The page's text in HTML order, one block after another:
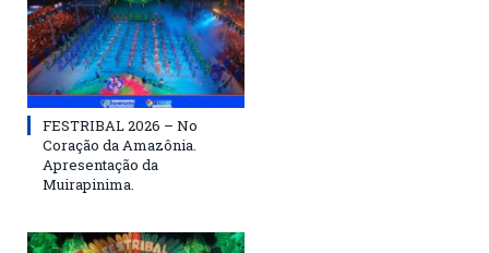
FESTRIBAL 2026 – No
Coração da Amazônia.
Apresentação da
Muirapinima.